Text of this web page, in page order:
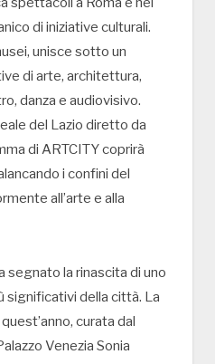
di iniziative culturali.
unisce sotto un
di arte, architettura,
danza e audiovisivo.
del Lazio diretto da
di ARTCITY coprirà
i confini del
all’arte e alla
segnato la rinascita di uno
significativi della città. La
curata dal
Venezia Sonia